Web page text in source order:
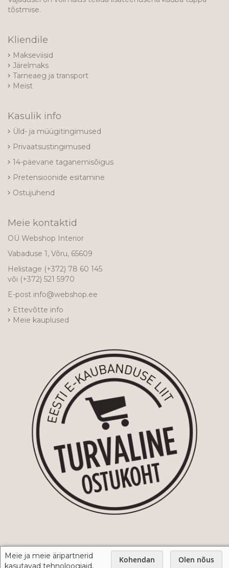
Meie ja meie äripartnerid
kasutavad tehnoloogiaid,
Kohendan Olen nõus
tõstmise.
Kliendile
Makseviisid
Järelmaks
Tarneaeg ja transport
Meist
Kasulik info
Üld- ja müügitingimused
Privaatsustingimused
14-päevane taganemisõigus
Pretensioonide esitamine
Ostujuhend
Meie kontaktid
OÜ Webshop Interior
Vabaduse 1, Võru, 65609
Helistage (+372) 78 60 145
või (+372) 521 5970
E-post info@webshop.ee
Ettevõtte info
Meie kauplused